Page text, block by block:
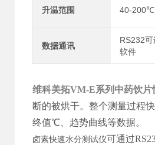
升温范围 40-200℃
数据通讯
RS232
软件
维科美拓VM-E系列 中药饮片
断的被烘干。整个测量过程
终值℃、趋势曲线等数据。
卤素快速水分测试仪可通过